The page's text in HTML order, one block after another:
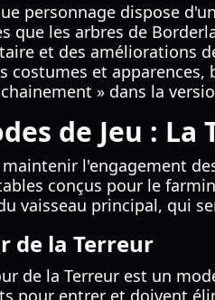
personnage dispose
que les arbres de
et des améliorations
costumes et
» dans la
de Jeu :
maintenir l'engagement
conçus pour le
vaisseau principal, qui
de la Terreur
de la Terreur est un
pour entrer et doivent